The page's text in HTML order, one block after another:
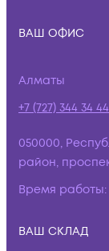
ВАШ ОФИС
Алматы
+7 (727) 344 34 44
050000,
район,
Время работы:
ВАШ СКЛАД